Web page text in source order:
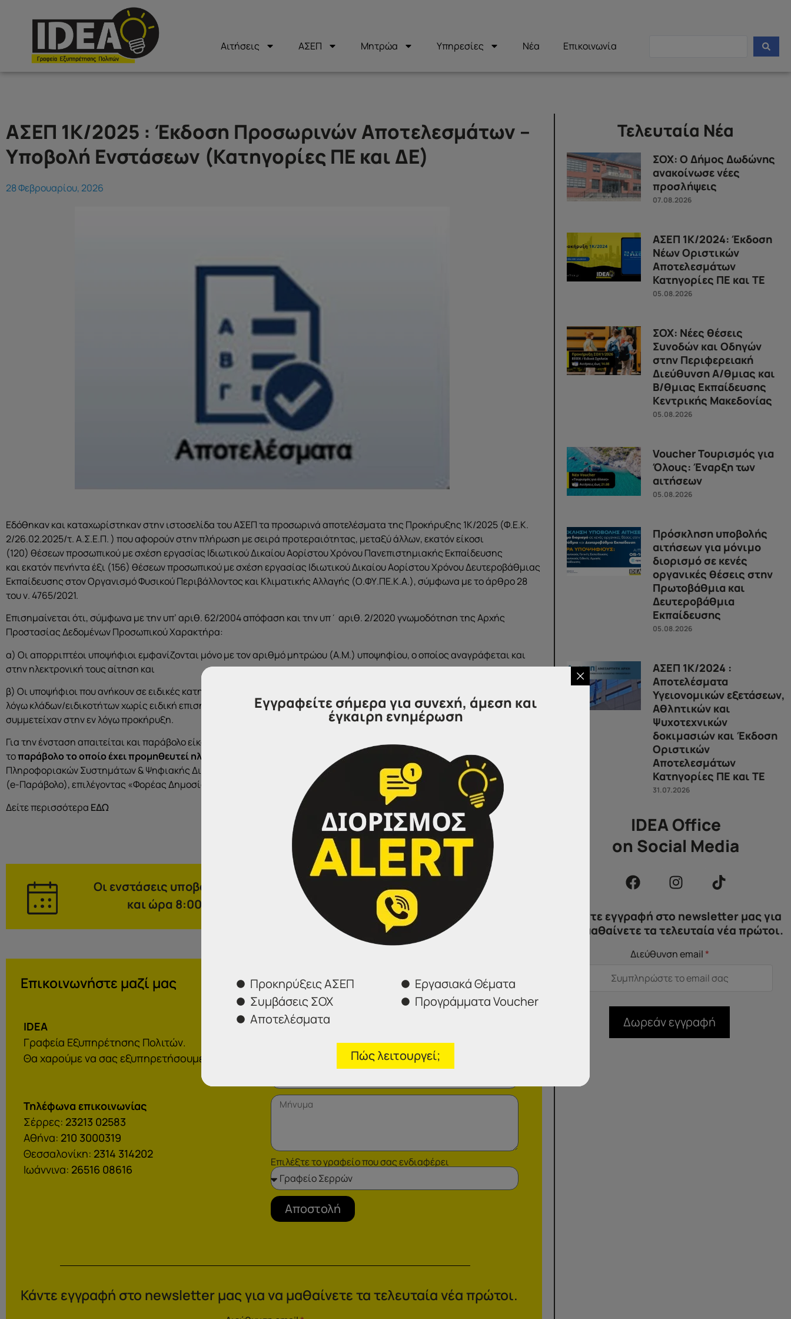
Αιτήσεις ΑΣΕΠ Μητρώα Υπηρεσίες Νέα Επικοινωνία
ΑΣΕΠ 1Κ/2025 : Έκδοση Προσωρινών Αποτελεσμάτων –
Υποβολή Ενστάσεων (Κατηγορίες ΠΕ και ΔΕ)
28 Φεβρουαρίου, 2026
Εδόθηκαν και καταχωρίστηκαν στην ιστοσελίδα του ΑΣΕΠ τα προσωρινά αποτελέσματα της Προκήρυξης 1Κ/2025 (Φ.Ε.Κ.
2/26.02.2025/τ. Α.Σ.Ε.Π. ) που αφορούν στην πλήρωση με σειρά προτεραιότητας, μεταξύ άλλων, εκατόν είκοσι
(120) θέσεων προσωπικού με σχέση εργασίας Ιδιωτικού Δικαίου Αορίστου Χρόνου Πανεπιστημιακής Εκπαίδευσης
και εκατόν πενήντα έξι (156) θέσεων προσωπικού με σχέση εργασίας Ιδιωτικού Δικαίου Αορίστου Χρόνου Δευτεροβάθμιας
Εκπαίδευσης στον Οργανισμό Φυσικού Περιβάλλοντος και Κλιματικής Αλλαγής (Ο.ΦΥ.ΠΕ.Κ.Α.), σύμφωνα με το άρθρο 28
του ν. 4765/2021.
Επισημαίνεται ότι, σύμφωνα με την υπ’ αριθ. 62/2004 απόφαση και την υπ΄ αριθ. 2/2020 γνωμοδότηση της Αρχής
Προστασίας Δεδομένων Προσωπικού Χαρακτήρα:
α) Οι απορριπτέοι υποψήφιοι εμφανίζονται μόνο με τον αριθμό μητρώου (Α.Μ.) υποψηφίου, ο οποίος αναγράφεται και
στην ηλεκτρονική τους αίτηση και
β) Οι υποψήφιοι που ανήκουν σε ειδικές κατηγορίες περιλαμβάνονται στους πίνακες Διοριστέων και Κατάταξης των εν
λόγω κλάδων/ειδικοτήτων χωρίς ειδική επισήμανση. Πρόσβαση στα πλήρη στοιχεία έχουν μόνο οι υποψήφιοι που
συμμετείχαν στην εν λόγω προκήρυξη.
Για την ένσταση απαιτείται και παράβολο είκοσι ευρώ (20€), άλλως η ένσταση δεν εξετάζεται. Ο ενδιαφερόμενος υποβάλει
τοπαράβολο το οποίο έχει προμηθευτεί ηλεκτρονικά
από τον διαδικτυακό τόπο της Γενικής Γραμματείας
Πληροφοριακών Συστημάτων & Ψηφιακής Διακυβέρνησης
www.gsis.gr), μέσω της εφαρμογής ηλεκτρονικού παραβόλου
(e-Παράβολο), επιλέγοντας «Φορέας Δημοσίου» και «Ανώτατο Συμβούλιο Επιλογής Προσωπικού (ΑΣΕΠ)».
Δείτε περισσότερα ΕΔΩ
Οι ενστάσεις υποβάλλονται στο ΑΣΕΠ από το Σάββατο 28 Φεβρουαρίου 2026
και ώρα 8:00 έως και τη Δευτέρα 9 Μαρτίου 2026 και ώρα 14:00.
Επικοινωνήστε μαζί μας
IDEA
Γραφεία Εξυπηρέτησης Πολιτών.
Θα χαρούμε να σας εξυπηρετήσουμε:
Τηλέφωνα επικοινωνίας
Σέρρες: 23213 02583
Αθήνα: 210 3000319
Θεσσαλονίκη: 2314 314202
Ιωάννινα: 26516 08616
Φόρμα επικοινωνίας
Επιλέξτε το γραφείο που σας ενδιαφέρει
Αποστολή
Κάντε εγγραφή στο newsletter μας για να μαθαίνετε τα τελευταία νέα πρώτοι.
Τελευταία Νέα
ΣΟΧ: Ο Δήμος Δωδώνης
ανακοίνωσε νέες
προσλήψεις
07.08.2026
ΑΣΕΠ 1Κ/2024: Έκδοση
Νέων Οριστικών
Αποτελεσμάτων
Κατηγορίες ΠΕ και ΤΕ
05.08.2026
ΣΟΧ: Νέες θέσεις
Συνοδών και Οδηγών
στην Περιφερειακή
Διεύθυνση Α/θμιας και
Β/θμιας Εκπαίδευσης
Κεντρικής Μακεδονίας
05.08.2026
Voucher Τουρισμός για
Όλους: Έναρξη των
αιτήσεων
05.08.2026
Πρόσκληση υποβολής
αιτήσεων για μόνιμο
διορισμό σε κενές
οργανικές θέσεις στην
Πρωτοβάθμια και
Δευτεροβάθμια
Εκπαίδευσης
05.08.2026
ΑΣΕΠ 1Κ/2024 :
Αποτελέσματα
Υγειονομικών εξετάσεων,
Αθλητικών και
Ψυχοτεχνικών
δοκιμασιών και Έκδοση
Οριστικών
Αποτελεσμάτων
Κατηγορίες ΠΕ και ΤΕ
31.07.2026
IDEA Office
on Social Media
Κάντε εγγραφή στο newsletter μας για
να μαθαίνετε τα τελευταία νέα πρώτοι.
Διεύθυνση email*
Δωρεάν εγγραφή
Εγγραφείτε σήμερα για συνεχή, άμεση και
έγκαιρη ενημέρωση
Προκηρύξεις ΑΣΕΠ
Συμβάσεις ΣΟΧ
Αποτελέσματα
Εργασιακά Θέματα
Προγράμματα Voucher
Πώς λειτουργεί;